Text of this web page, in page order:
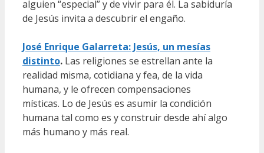
alguien “especial” y de vivir para él. La sabiduría
de Jesús invita a descubrir el engaño.
José Enrique Galarreta: Jesús, un mesías
distinto. Las religiones se estrellan ante la
realidad misma, cotidiana y fea, de la vida
humana, y le ofrecen compensaciones
místicas. Lo de Jesús es asumir la condición
humana tal como es y construir desde ahí algo
más humano y más real.